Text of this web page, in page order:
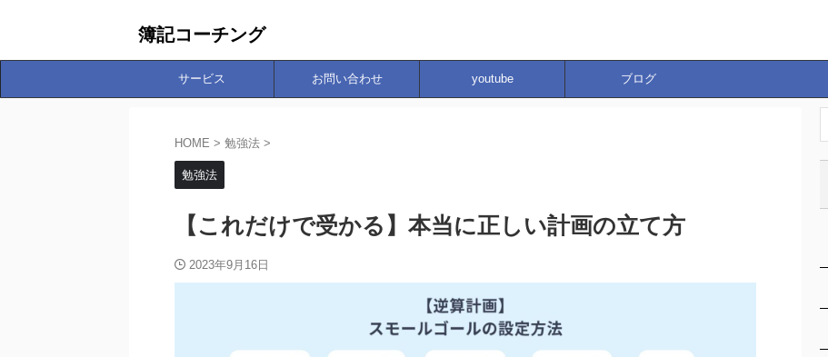
簿記コーチング
サービス お問い合わせ youtube ブログ
HOME > 勉強法 >
勉強法
【これだけで受かる】本当に正しい計画の立て方
2023年9月16日